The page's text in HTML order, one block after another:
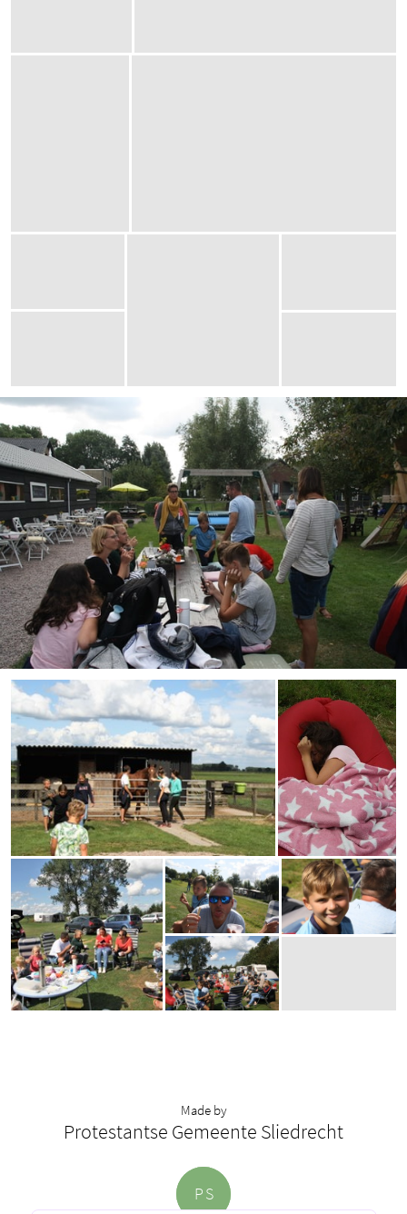
Made by
Protestantse Gemeente Sliedrecht
PS